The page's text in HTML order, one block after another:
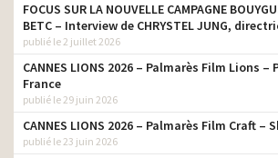
FOCUS SUR LA NOUVELLE CAMPAGNE
BETC – Interview de CHRYSTEL JUNG,
publié le 2 juillet 2026
CANNES LIONS 2026 – Palmarès Film Lions –
France
publié le 29 juin 2026
CANNES LIONS 2026 – Palmarès Film Craft –
publié le 23 juin 2026